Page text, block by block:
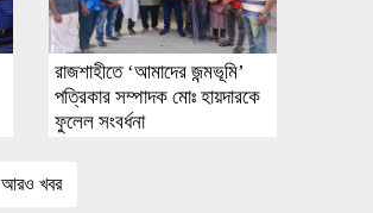
রাজশাহীতে ‘আমাদের জন্মভূমি’
পত্রিকার সম্পাদক মোঃ হায়দারকে
ফুলেল সংবর্ধনা
আরও খবর